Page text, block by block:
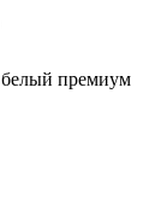
белый премиум